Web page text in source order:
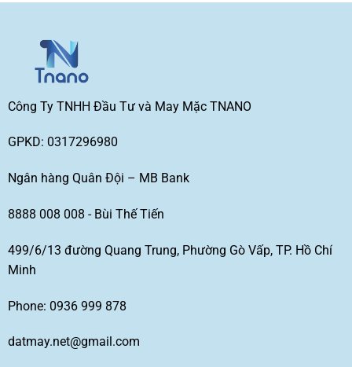
Công Ty TNHH Đầu Tư và May Mặc TNANO
GPKD: 0317296980
Ngân hàng Quân Đội – MB Bank
8888 008 008 - Bùi Thế Tiến
499/6/13 đường Quang Trung, Phường Gò Vấp, TP. Hồ Chí
Minh
Phone: 0936 999 878
datmay.net@gmail.com